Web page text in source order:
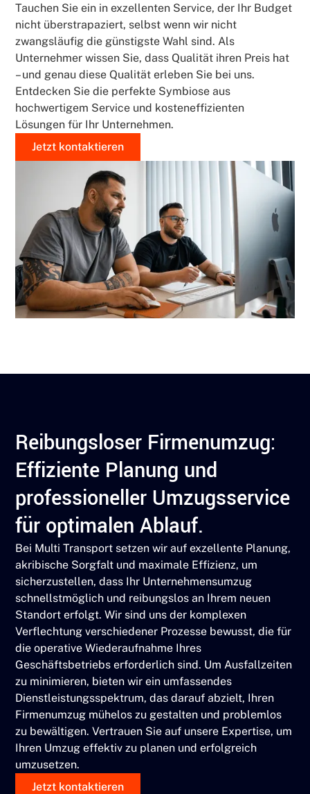
Tauchen Sie ein in exzellenten Service, der Ihr Budget
nicht überstrapaziert, selbst wenn wir nicht
zwangsläufig die günstigste Wahl sind. Als
Unternehmer wissen Sie, dass Qualität ihren Preis hat
– und genau diese Qualität erleben Sie bei uns.
Entdecken Sie die perfekte Symbiose aus
hochwertigem Service und kosteneffizienten
Lösungen für Ihr Unternehmen.
Jetzt kontaktieren
Reibungsloser Firmenumzug:
Effiziente Planung und
professioneller Umzugsservice
für optimalen Ablauf.
Bei Multi Transport setzen wir auf exzellente Planung,
akribische Sorgfalt und maximale Effizienz, um
sicherzustellen, dass Ihr Unternehmensumzug
schnellstmöglich und reibungslos an Ihrem neuen
Standort erfolgt. Wir sind uns der komplexen
Verflechtung verschiedener Prozesse bewusst, die für
die operative Wiederaufnahme Ihres
Geschäftsbetriebs erforderlich sind. Um Ausfallzeiten
zu minimieren, bieten wir ein umfassendes
Dienstleistungsspektrum, das darauf abzielt, Ihren
Firmenumzug mühelos zu gestalten und problemlos
zu bewältigen. Vertrauen Sie auf unsere Expertise, um
Ihren Umzug effektiv zu planen und erfolgreich
umzusetzen.
Jetzt kontaktieren